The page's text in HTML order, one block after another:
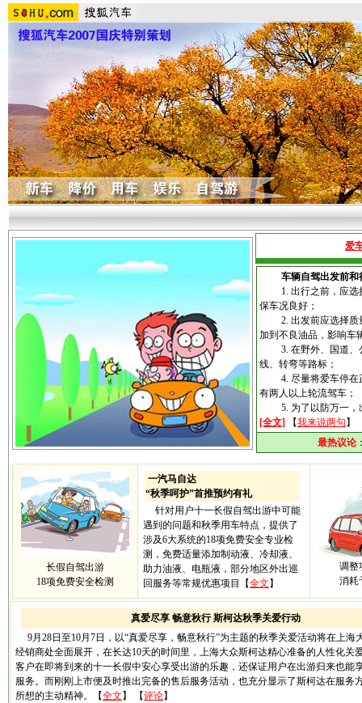
爱
车辆自驾出发前
1. 出行之前，应选择
保车况良好；
2. 出发前应选择质量
加到不良油品，影响车
3. 在野外、国道、公
线、转弯等路标；
4. 尽量将爱车停在正
有两人以上轮流驾车；
5. 为了以防万一，出
[全文]
【我来说两句 】
最热议论
长假自驾出游
18项免费安全检测
一汽马自达
“秋季呵护”首推预约有礼
针对用户十一长假自驾出游中可能
遇到的问题和秋季用车特点，提供了
涉及6大系统的18项免费安全专业检
测，免费适量添加制动液、冷却液、
助力油液、电瓶液，部分地区外出巡
回服务等常规优惠项目
【全文 】
调整
消耗
真爱尽享 畅意秋行 斯柯达秋季关爱行动
9月28日至10月7日，以“真爱尽享，畅意秋行”为主题的秋季关爱活动将在上海
经销商处全面展开，在长达10天的时间里，上海大众斯柯达精心准备的人性化关
客户在即将到来的十一长假中安心享受出游的乐趣，还保证用户在出游归来也能
服务。而刚刚上市便及时推出完备的售后服务活动，也充分显示了斯柯达在服务
所想的主动精神。【全文 】 【评论】